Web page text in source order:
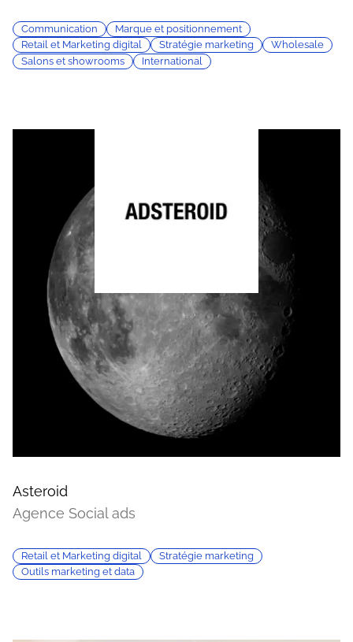
Communication
Marque et positionnement
Retail et Marketing digital
Stratégie marketing
Wholesale
Salons et showrooms
International
Asteroid
Agence Social ads
Retail et Marketing digital
Stratégie marketing
Outils marketing et data